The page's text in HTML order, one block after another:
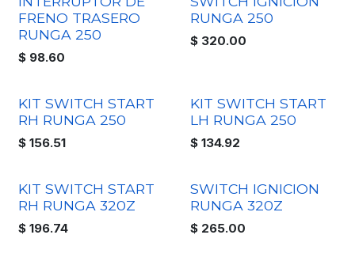
FRENO TRASERO
RUNGA 250
$ 98.60
RUNGA 250
$ 320.00
KIT SWITCH START
RH RUNGA 250
$ 156.51
KIT SWITCH START
LH RUNGA 250
$ 134.92
KIT SWITCH START
RH RUNGA 320Z
$ 196.74
SWITCH IGNICION
RUNGA 320Z
$ 265.00